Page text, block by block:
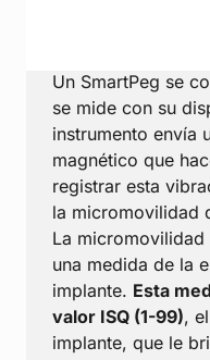
Un SmartPeg se
se mide con su
instrumento envía
magnético que
registrar esta
la micromovilidad
La
una medida de la
implante. Esta
valor ISQ (1-99),
implante, que le